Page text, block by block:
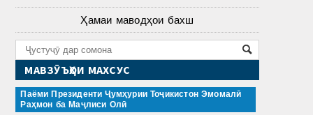
Ҳамаи маводҳои бахш
МАВЗӮЪҲОИ МАХСУС
Паёми Президенти Ҷумҳурии Тоҷикистон Эмомалӣ
Раҳмон ба Маҷлиси Олӣ